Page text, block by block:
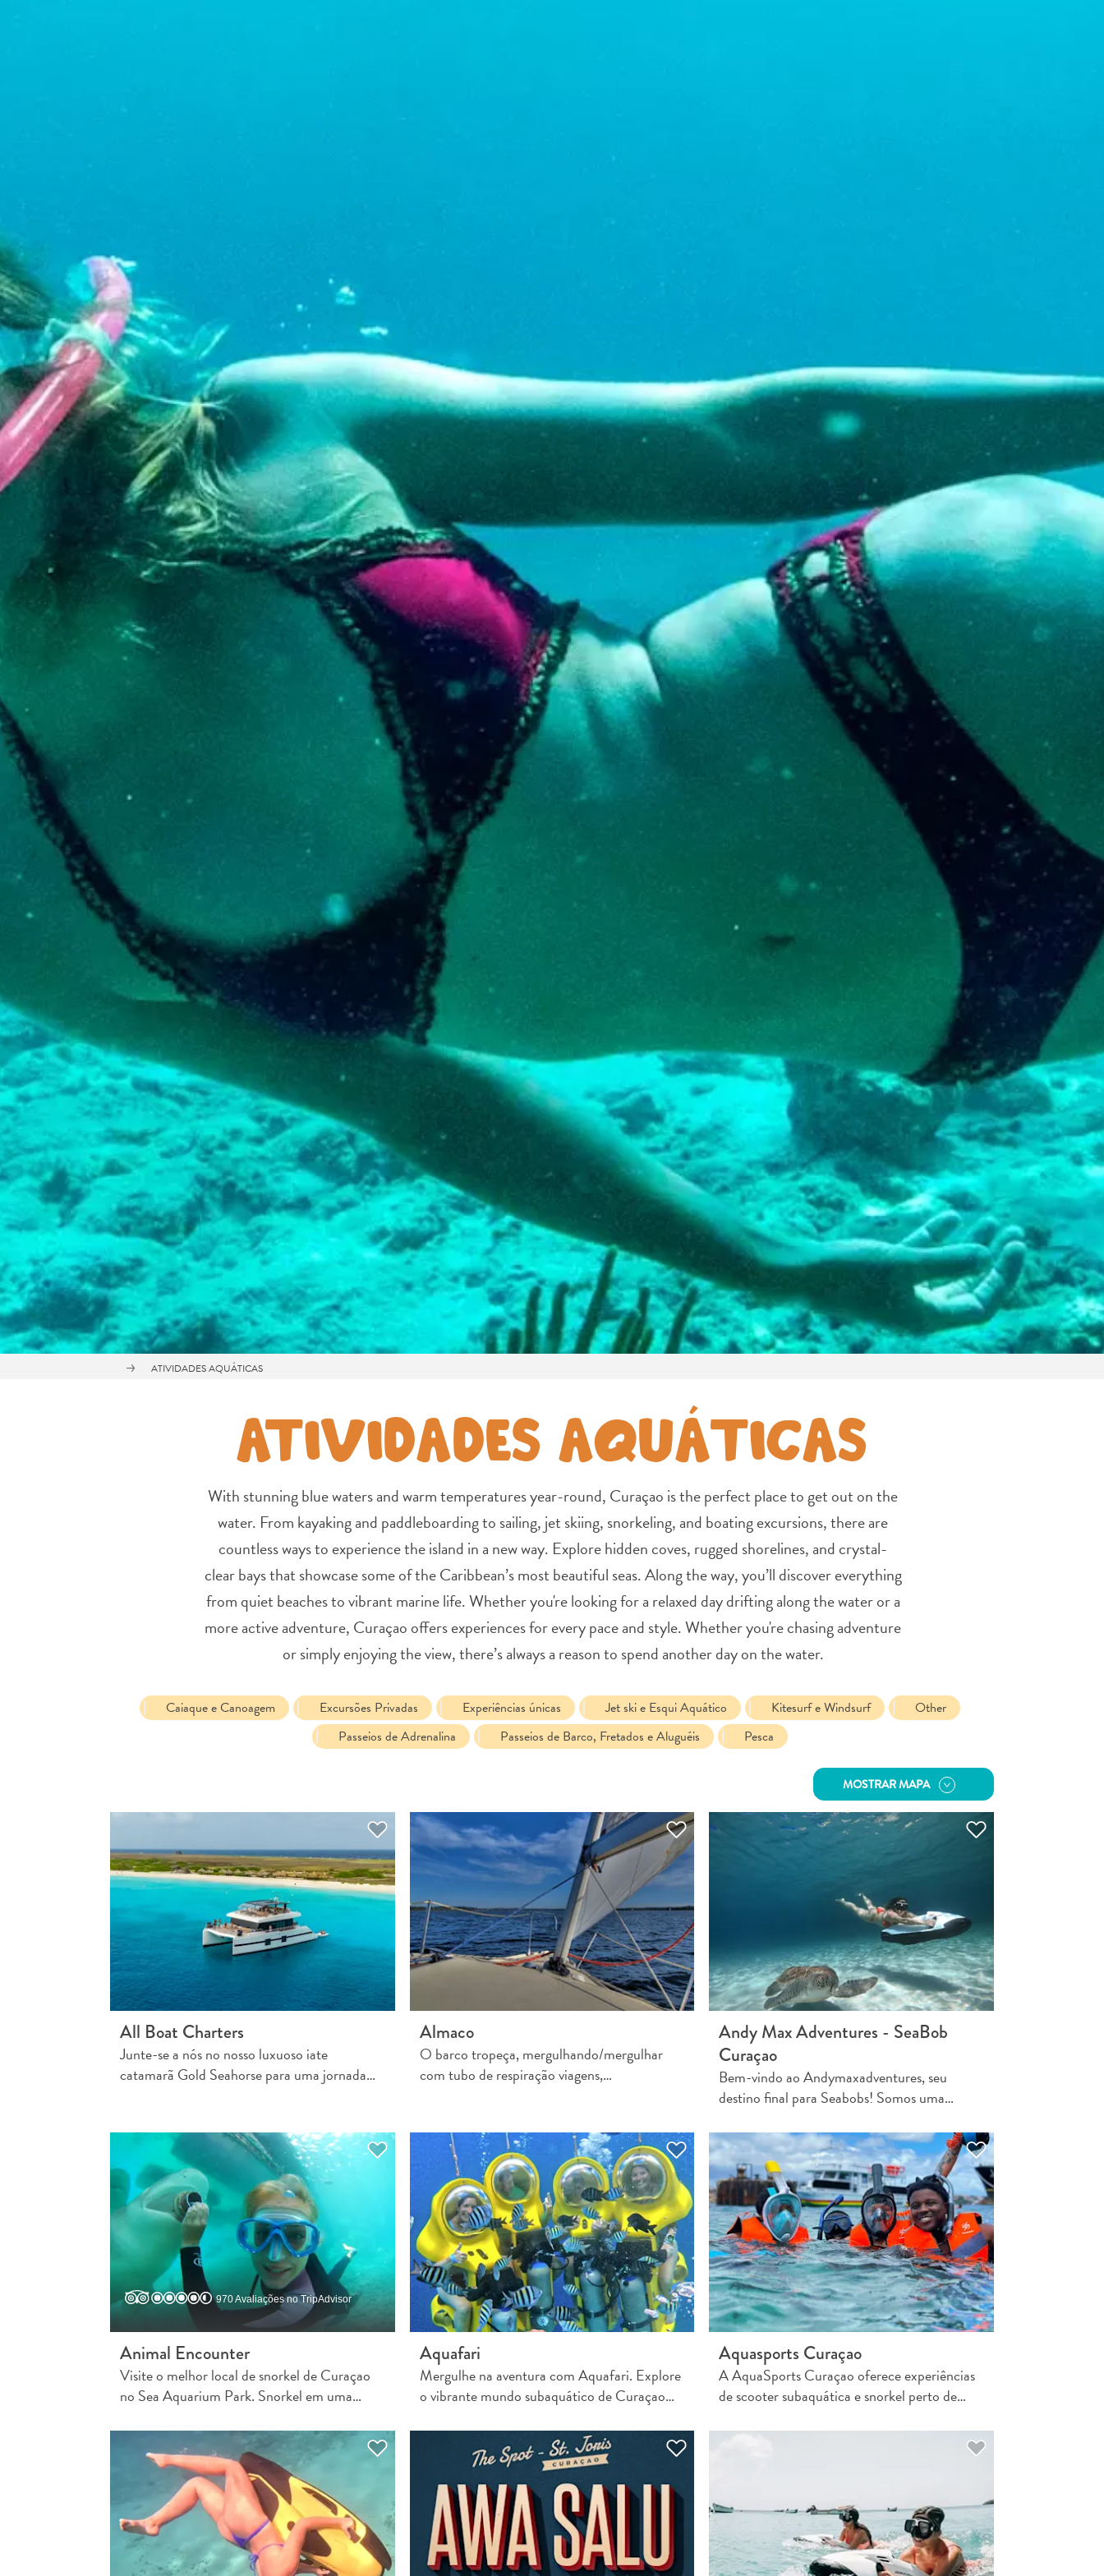
ATIVIDADES AQUÁTICAS
ATIVIDADES AQUÁTICAS
With stunning blue waters and warm temperatures year-round, Curaçao is the perfect place to get out on the
water. From kayaking and paddleboarding to sailing, jet skiing, snorkeling, and boating excursions, there are
countless ways to experience the island in a new way. Explore hidden coves, rugged shorelines, and crystal-
clear bays that showcase some of the Caribbean’s most beautiful seas. Along the way, you’ll discover everything
from quiet beaches to vibrant marine life. Whether you're looking for a relaxed day drifting along the water or a
more active adventure, Curaçao offers experiences for every pace and style. Whether you're chasing adventure
or simply enjoying the view, there’s always a reason to spend another day on the water.
Caiaque e Canoagem Excursões Privadas Experiências únicas Jet ski e Esqui Aquático Kitesurf e Windsurf
Other
Passeios de Adrenalina
Passeios de Barco, Fretados e Aluguéis Pesca
MOSTRAR MAPA
All Boat Charters
Junte-se a nós no nosso luxuoso iate
catamarã Gold Seahorse para uma jornada…
Almaco
O barco tropeça, mergulhando/mergulhar
com tubo de respiração viagens,…
Andy Max Adventures - SeaBob
Curaçao
Bem-vindo ao Andymaxadventures, seu
destino final para Seabobs! Somos uma…
970 Avaliações no TripAdvisor
Animal Encounter
Visite o melhor local de snorkel de Curaçao
no Sea Aquarium Park. Snorkel em uma…
Aquafari
Mergulhe na aventura com Aquafari. Explore
o vibrante mundo subaquático de Curaçao…
Aquasports Curaçao
A AquaSports Curaçao oferece experiências
de scooter subaquática e snorkel perto de…
COPIE LINK